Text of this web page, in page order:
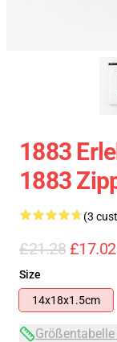
1883
1883
(3
£21.28 £17.02
Size
14x18x1.5cm